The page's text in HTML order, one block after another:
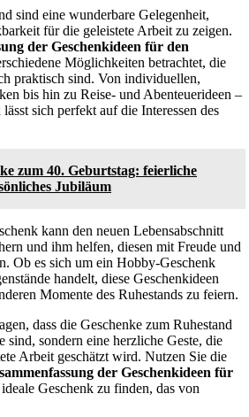
sind eine wunderbare Gelegenheit,
für die geleistete Arbeit zu zeigen.
der Geschenkideen für den
Möglichkeiten betrachtet, die
praktisch sind. Von individuellen,
bis hin zu Reise- und Abenteuerideen –
sich perfekt auf die Interessen des
zum 40. Geburtstag: feierliche
Jubiläum
kann den neuen Lebensabschnitt
und ihm helfen, diesen mit Freude und
Ob es sich um ein Hobby-Geschenk
handelt, diese Geschenkideen
Momente des Ruhestands zu feiern.
dass die Geschenke zum Ruhestand
sind, sondern eine herzliche Geste, die
Arbeit geschätzt wird. Nutzen Sie die
der Geschenkideen für
Geschenk zu finden, das von